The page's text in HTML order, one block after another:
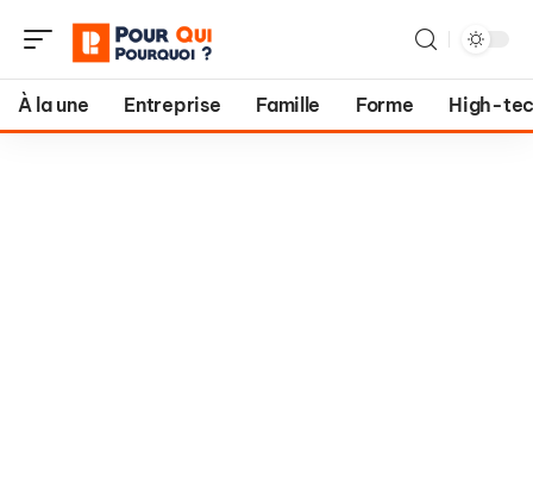
À la une Entreprise Famille Forme High-